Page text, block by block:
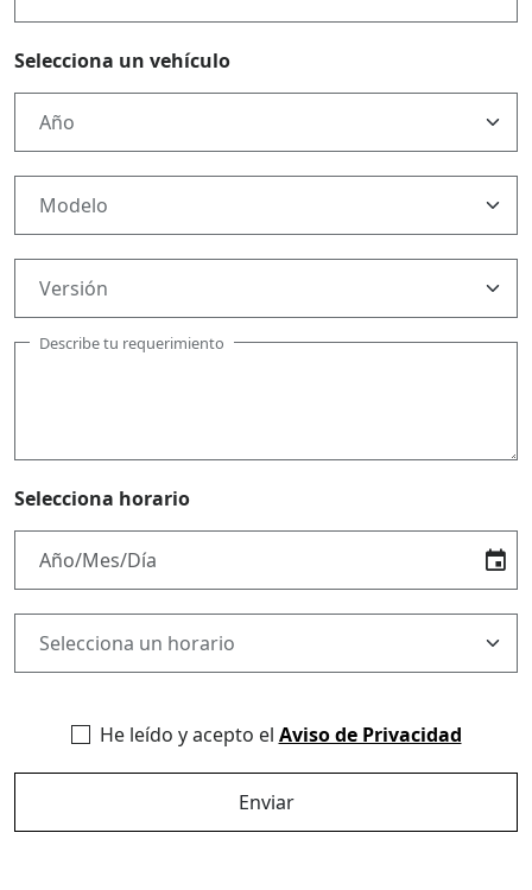
Selecciona un vehículo
Describe tu requerimiento
Selecciona horario
event
He leído y acepto el Aviso de Privacidad
Enviar